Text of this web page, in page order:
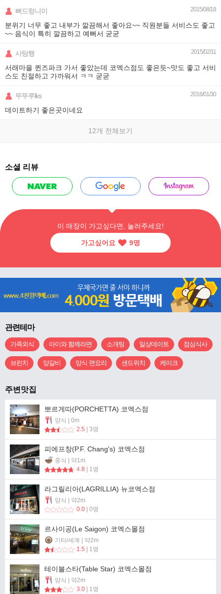
뻐드렁니이 2015/08/18
분위기 너무 좋고 내부가 깔끔해서 좋아요~~ 직원분들 서비스도 좋고
~~ 음식이 특히 깔끔하고 예뻐서 굳굳
사탕행 2015/02/11
서래마을 퀸즈파크 가서 좋았는데 코엑스점도 좋은듯~맛도 좋고 서비
스도 친절하고 가까워서 ㅋㅋ 굳굳
뚜뚜루lks 2016/01/30
데이트하기 좋은곳이네요
12개 전체보기
소셜 리뷰
이 매장이 가고싶다면, 눌러주세요!
가고싶어요 9명
관련테마
가족외식 아이와 함께라면 소개팅 일상데이트 점심식사
브런치 양갈비 양식 면요리 샌드위치 케이크
주변맛집
뽀르게따(PORCHETTA) 코엑스점
양식 | 0m
2.5 | 3명
피에프창(P.F. Chang's) 코엑스점
중식 | 약1m
4.8 | 1명
라그릴리아(LAGRILLIA) 뉴코엑스점
양식 | 약2m
0.0 | 0명
르사이공(Le Saigon) 코엑스몰점
기타/세계 | 약2m
1.5 | 1명
테이블스타(Table Star) 코엑스몰점
양식 | 약2m
3.0 | 1명